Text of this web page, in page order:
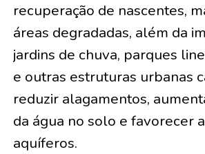
recuperação de nascentes,
áreas degradadas, além da
jardins de chuva, parques
e outras estruturas urbanas
reduzir alagamentos,
da água no solo e favorecer
aquíferos.